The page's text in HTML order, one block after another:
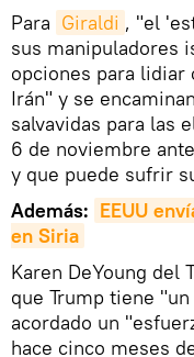
Para Giraldi , "el
sus manipuladores
opciones para lidiar
Irán" y se
salvavidas para las
6 de noviembre
y que puede sufrir
Además: EEUU
en Siria
Karen DeYoung del
que Trump tiene
acordado un
hace cinco meses